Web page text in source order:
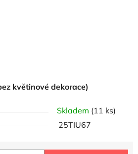
květinové dekorace)
Skladem (11 ks)
25TIU67